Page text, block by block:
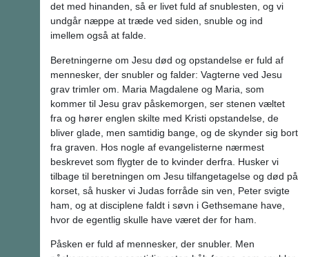
det med hinanden, så er livet fuld af snublesten, og vi
undgår næppe at træde ved siden, snuble og ind
imellem også at falde.
Beretningerne om Jesu død og opstandelse er fuld af
mennesker, der snubler og falder: Vagterne ved Jesu
grav trimler om. Maria Magdalene og Maria, som
kommer til Jesu grav påskemorgen, ser stenen væltet
fra og hører englen skilte med Kristi opstandelse, de
bliver glade, men samtidig bange, og de skynder sig bort
fra graven. Hos nogle af evangelisterne nærmest
beskrevet som flygter de to kvinder derfra. Husker vi
tilbage til beretningen om Jesu tilfangetagelse og død på
korset, så husker vi Judas forråde sin ven, Peter svigte
ham, og at disciplene faldt i søvn i Gethsemane have,
hvor de egentlig skulle have været der for ham.
Påsken er fuld af mennesker, der snubler. Men